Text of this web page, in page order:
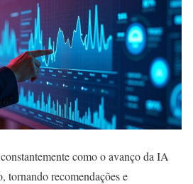
como o avanço da IA
tornando recomendações e